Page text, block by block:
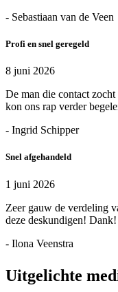
- Sebastiaan van de Veen
Profi en snel geregeld
8 juni 2026
De man die contact
kon ons rap verder
- Ingrid Schipper
Snel afgehandeld
1 juni 2026
Zeer gauw de verdeling
deze deskundigen! Dank!
- Ilona Veenstra
Uitgelichte